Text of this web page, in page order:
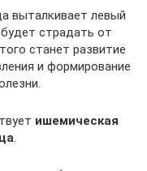
выталкивает левый
страдать от
станет развитие
и формирование
ишемическая
.